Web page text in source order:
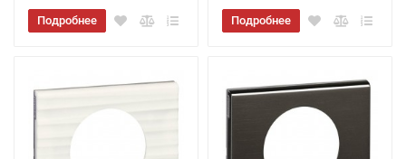
Подробнее Подробнее